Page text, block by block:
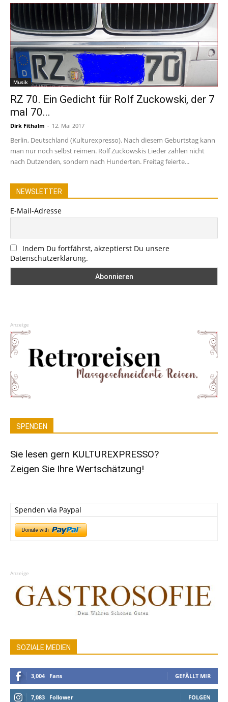
Musik
RZ 70. Ein Gedicht für Rolf Zuckowski, der 7
mal 70...
Dirk Fithalm - 12. Mai 2017
Berlin, Deutschland (Kulturexpresso). Nach diesem Geburtstag kann
man nur noch selbst reimen. Rolf Zuckowskis Lieder zählen nicht
nach Dutzenden, sondern nach Hunderten. Freitag feierte...
NEWSLETTER
E-Mail-Adresse
Indem Du fortfährst, akzeptierst Du unsere
Datenschutzerklärung.
Anzeige
SPENDEN
Sie lesen gern KULTUREXPRESSO?
Zeigen Sie Ihre Wertschätzung!
Spenden via Paypal
Anzeige
SOZIALE MEDIEN
3,004 Fans GEFÄLLT MIR
7,083 Follower FOLGEN